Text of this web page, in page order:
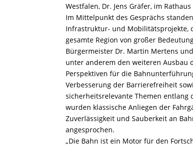
Westfalen, Dr. Jens Gräfer, im
Im Mittelpunkt des Gesprächs
Infrastruktur- und Mobilitätsprojekte,
gesamte Region von großer
Bürgermeister Dr. Martin Mertens
unter anderem den weiteren Ausbau
Perspektiven für die
Verbesserung der Barrierefreiheit
sicherheitsrelevante Themen entlang
wurden klassische Anliegen der
Zuverlässigkeit und Sauberkeit an
angesprochen.
„Die Bahn ist ein Motor für den